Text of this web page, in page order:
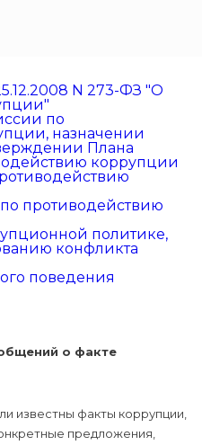
N 273-ФЗ "О
по
назначении
Плана
коррупции
противодействию
политике,
конфликта
поведения
о факте
известны факты коррупции,
предложения,